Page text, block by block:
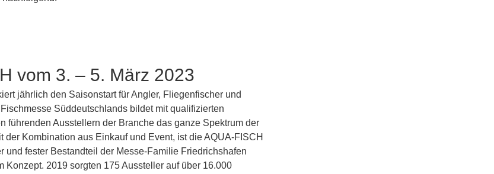
vom 3. – 5. März 2023
jährlich den Saisonstart für Angler, Fliegenfischer und
Süddeutschlands bildet mit qualifizierten
führenden Ausstellern der Branche das ganze Spektrum der
der Kombination aus Einkauf und Event, ist die AQUA-FISCH
und fester Bestandteil der Messe-Familie Friedrichshafen
Konzept. 2019 sorgten 175 Aussteller auf über 16.000